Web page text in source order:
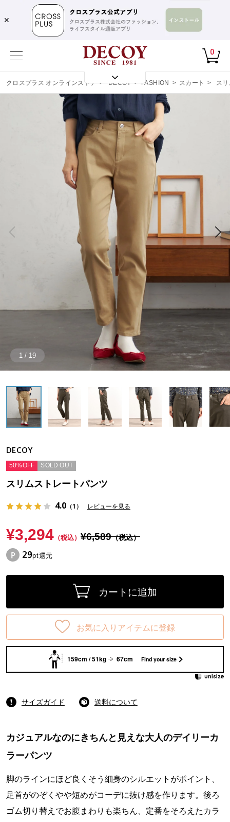
✕
0
クロスプラス オンラインストア > DECOY > FASHION > スカート > ス
1 / 19
DECOY
50%OFF SOLD OUT
スリムストレートパンツ
4.0（1） レビューを見る
¥3,294（税込） ¥6,589（税込）
29pt還元
カートに追加
お気に入りアイテムに登録
159cm / 51kg 67cm Find your size
サイズガイド 送料について
カジュアルなのにきちんと見えな大人のデイリーカ
ラーパンツ
脚のラインにほど良くそう細身のシルエットがポイント、
足首がのぞくやや短めがコーデに抜け感を作ります。後ろ
ゴム切り替えでお腹まわりも楽ちん、定番をそろえたカラ